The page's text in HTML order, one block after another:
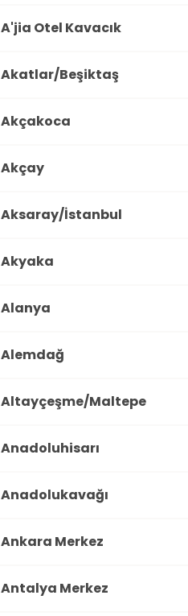
A'jia Otel Kavacık
Akatlar/Beşiktaş
Akçakoca
Akçay
Aksaray/İstanbul
Akyaka
Alanya
Alemdağ
Altayçeşme/Maltepe
Anadoluhisarı
Anadolukavağı
Ankara Merkez
Antalya Merkez